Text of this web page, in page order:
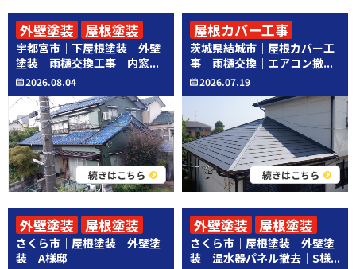
宇都宮市｜下屋根塗装｜外壁
塗装｜雨樋交換工事｜内窓...
2026.08.04
続きはこちら
外壁塗装
屋根塗装
その他工事
茨城県結城市｜屋根カバー工
事｜雨樋交換｜エアコン撤...
2026.07.19
続きはこちら
屋根カバー工事
その他工事
さくら市｜屋根塗装｜外壁塗
装｜A様邸
外壁塗装 屋根塗装
さくら市｜屋根塗装｜外壁塗
装｜温水器パネル撤去｜S様...
外壁塗装
屋根塗装
その他工事